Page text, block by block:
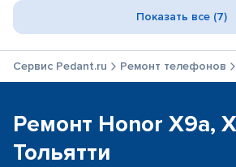
Показать все (7)
Сервис Pedant.ru Ремонт телефонов
Ремонт Honor X9a,
Тольятти